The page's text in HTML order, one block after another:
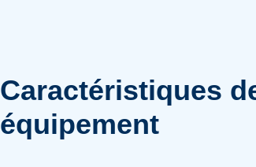
Caractéristiques
équipement